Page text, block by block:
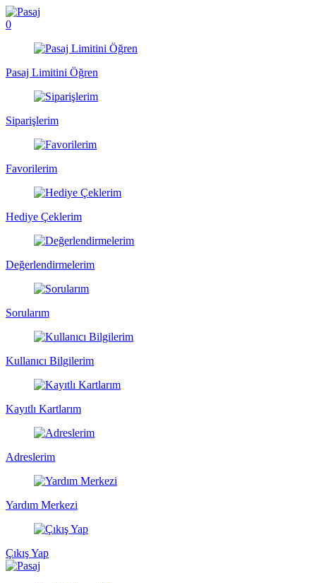
0
Pasaj Limitini Öğren
Siparişlerim
Favorilerim
Hediye Çeklerim
Değerlendirmelerim
Sorularım
Kullanıcı Bilgilerim
Kayıtlı Kartlarım
Adreslerim
Yardım Merkezi
Çıkış Yap